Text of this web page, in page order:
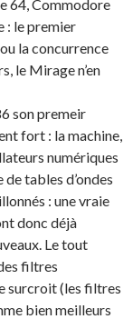
64, Commodore
: le premier
la concurrence
le Mirage n’en
son premeir
fort : la machine,
numériques
tables d’ondes
: une vraie
donc déjà
Le tout
filtres
surcroit (les filtres
bien meilleurs